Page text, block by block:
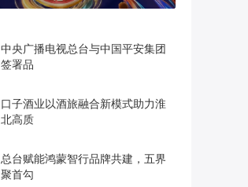
中央广播电视总台与中国平安集团
签署品
口子酒业以酒旅融合新模式助力淮
北高质
总台赋能鸿蒙智行品牌共建，五界
聚首勾